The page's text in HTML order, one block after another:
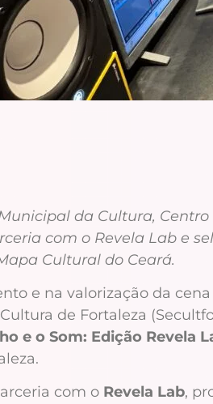
da Cultura,
com o Revela Lab e
Cultural do Ceará.
e na valorização da
de Fortaleza
e o Som: Edição Revela
com o Revela Lab,